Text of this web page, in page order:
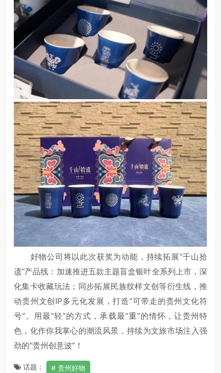
好物公司将以此次获奖为动能，持续拓展“千山拾
遗”产品线：加速推进五款主题盲盒银叶全系列上市，深
化集卡收藏玩法；同步拓展民族纹样文创等衍生线，推
动贵州文创IP多元化发展，打造“可带走的贵州文化符
号”。用最“轻”的方式，承载最“重”的情怀，让贵州特
色，化作你我掌心的潮流风景，持续为文旅市场注入强
劲的“贵州创意波”！
话题： 贵州好物